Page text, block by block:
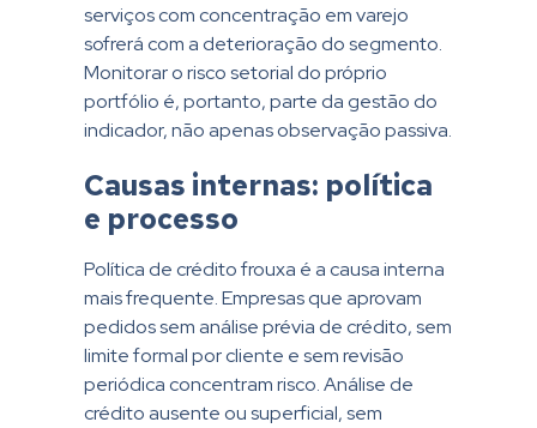
serviços com concentração em varejo
sofrerá com a deterioração do segmento.
Monitorar o risco setorial do próprio
portfólio é, portanto, parte da gestão do
indicador, não apenas observação passiva.
Causas internas: política
e processo
Política de crédito frouxa é a causa interna
mais frequente. Empresas que aprovam
pedidos sem análise prévia de crédito, sem
limite formal por cliente e sem revisão
periódica concentram risco. Análise de
crédito ausente ou superficial, sem